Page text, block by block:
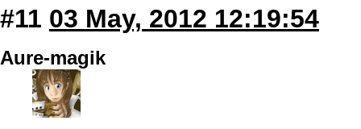
#11 03 May, 2012 12:19:54
Aure-magik